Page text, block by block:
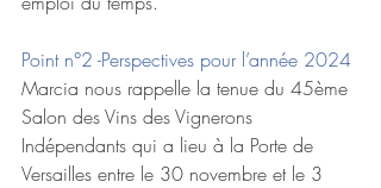
Point n°2 -Perspectives pour l’année 2024
Marcia nous rappelle la tenue du 45ème
Salon des Vins des Vignerons
Indépendants qui a lieu à la Porte de
Versailles entre le 30 novembre et le 3